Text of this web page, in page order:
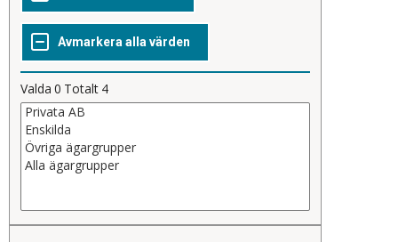
Valda 0 Totalt 4